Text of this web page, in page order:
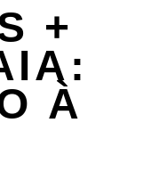
+
À